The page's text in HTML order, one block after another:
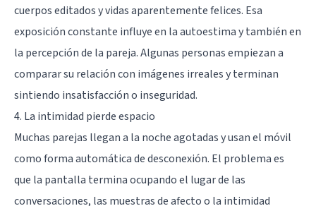
cuerpos editados y vidas aparentemente felices. Esa
exposición constante influye en la autoestima y también en
la percepción de la pareja. Algunas personas empiezan a
comparar su relación con imágenes irreales y terminan
sintiendo insatisfacción o inseguridad.
4. La intimidad pierde espacio
Muchas parejas llegan a la noche agotadas y usan el móvil
como forma automática de desconexión. El problema es
que la pantalla termina ocupando el lugar de las
conversaciones, las muestras de afecto o la intimidad